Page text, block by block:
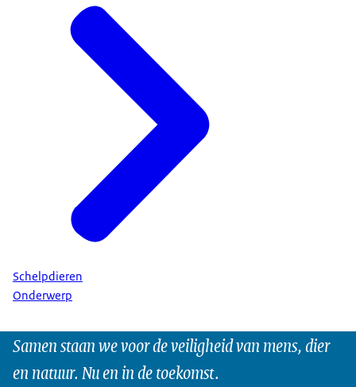
Schelpdieren
Onderwerp
Samen staan we voor de veiligheid van mens, dier
en natuur. Nu en in de toekomst.